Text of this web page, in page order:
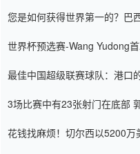
您是如何获得世界第一的？巴
世界杯预选赛-Wang Yudong
最佳中国超级联赛球队：港口
3场比赛中有23张射门在底部
花钱找麻烦！切尔西以5200